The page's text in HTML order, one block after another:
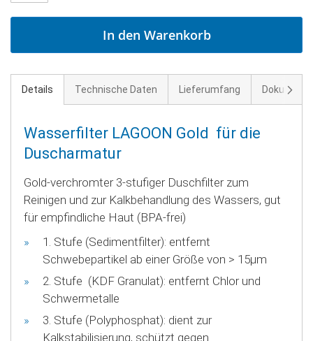
In den Warenkorb
Details Technische Daten Lieferumfang
Wasserfilter LAGOON Gold für die
Duscharmatur
Gold-verchromter 3-stufiger Duschfilter zum
Reinigen und zur Kalkbehandlung des Wassers, gut
für empfindliche Haut (BPA-frei)
1. Stufe (Sedimentfilter): entfernt
Schwebepartikel ab einer Größe von > 15µm
2. Stufe (KDF Granulat): entfernt Chlor und
Schwermetalle
3. Stufe (Polyphosphat): dient zur
Kalkstabilisierung, schützt gegen